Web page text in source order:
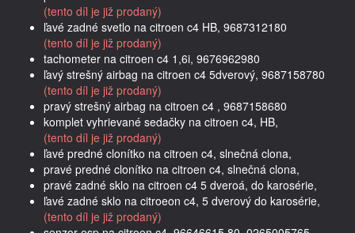
(tento díl je již prodaný)
ľavé zadné svetlo na citroen c4 HB, 9687312180
(tento díl je již prodaný)
tachometer na citroen c4 1,6i, 9676962980
ľavý strešný airbag na citroen c4 5dverový, 9687158780
(tento díl je již prodaný)
pravý strešný airbag na citroen c4 , 9687158680
komplet vyhrievané sedačky na citroen c4, HB,
(tento díl je již prodaný)
ľavé predné clonítko na citroen c4, slnečná clona,
pravé predné clonítko na citroen c4, slnečná clona,
pravé zadné sklo na citroen c4 5 dveroá, do karosérie,
ľavé zadné sklo na citroeon c4, 5 dverový do karosérie,
(tento díl je již prodaný)